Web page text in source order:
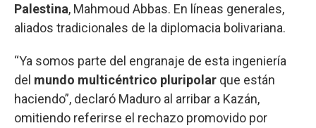
Palestina, Mahmoud Abbas. En líneas generales,
aliados tradicionales de la diplomacia bolivariana.
“Ya somos parte del engranaje de esta ingeniería
del mundo multicéntrico pluripolar que están
haciendo”, declaró Maduro al arribar a Kazán,
omitiendo referirse el rechazo promovido por